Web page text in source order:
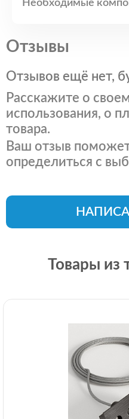
Необходимые
Отзывы
Отзывов ещё нет,
Расскажите о
использования, о
товара.
Ваш отзыв
определиться с
Товары из